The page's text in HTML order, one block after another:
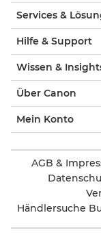
Services &
Hilfe & Support
Wissen &
Über Canon
Mein Konto
AGB &
Händlersuche